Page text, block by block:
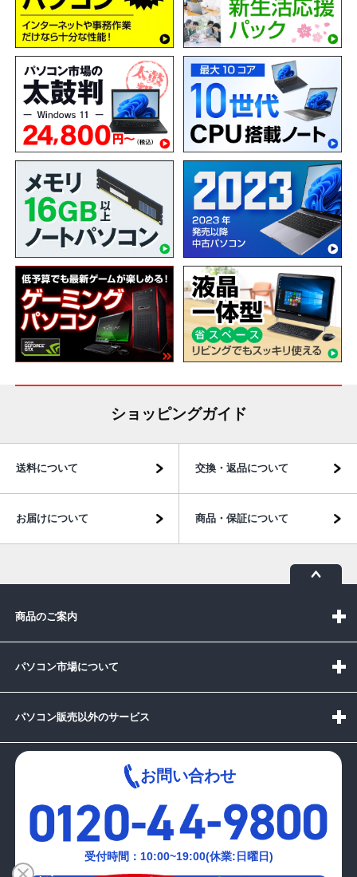
ショッピングガイド
送料について 交換・返品について
お届けについて 商品・保証について
商品のご案内
パソコン市場について
パソコン販売以外のサービス
お問い合わせ
受付時間：10:00~19:00(休業:日曜日)